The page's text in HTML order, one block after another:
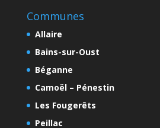
Communes
Allaire
Bains-sur-Oust
Béganne
Camoël – Pénestin
Les Fougerêts
Peillac